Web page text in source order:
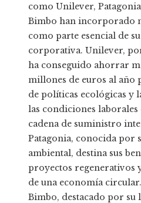
como Unilever,
Bimbo han incorporado
como parte esencial de
corporativa. Unilever,
ha conseguido ahorrar
millones de euros al año
de políticas ecológicas y
las condiciones laborales
cadena de suministro
Patagonia, conocida por
ambiental, destina sus
proyectos regenerativos
de una economía
Bimbo, destacado por su